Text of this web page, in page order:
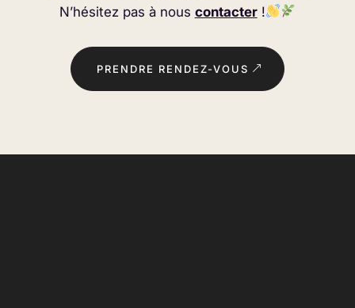
N’hésitez pas à nous contacter!
PRENDRE RENDEZ-VOUS